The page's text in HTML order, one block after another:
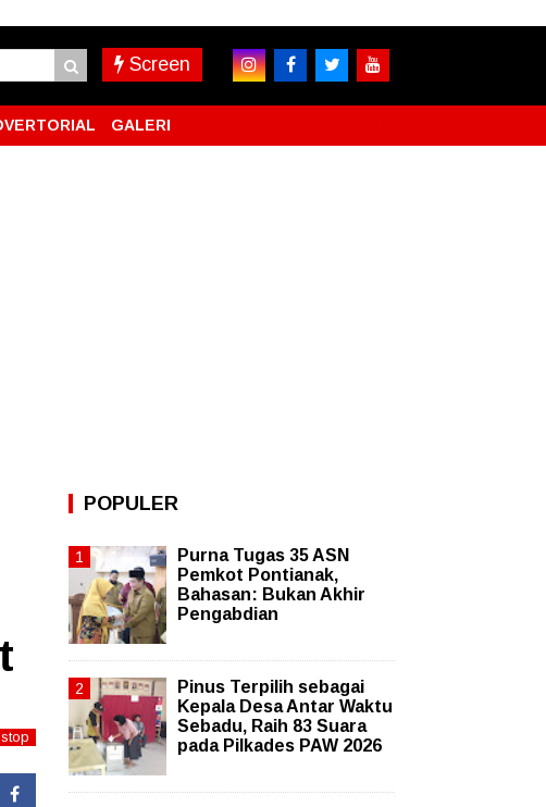
Screen
GALERI
stop
POPULER
Purna Tugas 35 ASN
Pemkot Pontianak,
Bahasan: Bukan Akhir
Pengabdian
Pinus Terpilih sebagai
Kepala Desa Antar Waktu
Sebadu, Raih 83 Suara
pada Pilkades PAW 2026